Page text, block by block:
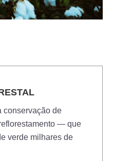
conservação de
— que
verde milhares de